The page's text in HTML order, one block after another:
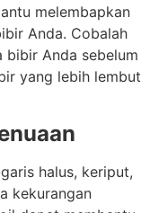
melembapkan
Anda. Cobalah
Anda sebelum
yang lebih lembut
halus, keriput,
kekurangan